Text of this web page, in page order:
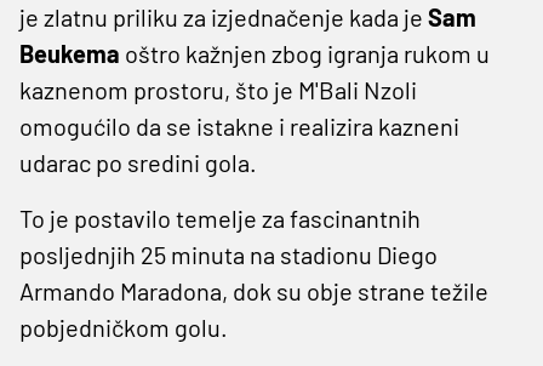
je zlatnu priliku za izjednačenje kada je Sam
Beukema oštro kažnjen zbog igranja rukom u
kaznenom prostoru, što je M'Bali Nzoli
omogućilo da se istakne i realizira kazneni
udarac po sredini gola.
To je postavilo temelje za fascinantnih
posljednjih 25 minuta na stadionu Diego
Armando Maradona, dok su obje strane težile
pobjedničkom golu.